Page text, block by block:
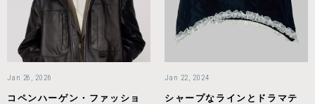
Jan 26, 2026
コペンハーゲン・ファッショ
Jan 22, 2024
シャープなラインとドラマテ